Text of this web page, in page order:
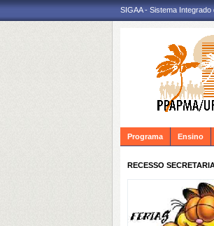
SIGAA - Sistema
Programa Ensino
RECESSO